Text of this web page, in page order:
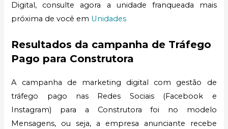
Digital, consulte agora a unidade franqueada mais
próxima de você em Unidades
Resultados da campanha de Tráfego
Pago para Construtora
A campanha de marketing digital com gestão de
tráfego pago nas Redes Sociais (Facebook e
Instagram) para a Construtora foi no modelo
Mensagens, ou seja, a empresa anunciante recebe